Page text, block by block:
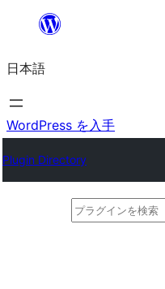
を
ス
キ
プ
日本語
WordPress を入手
Plugin Directory
プ